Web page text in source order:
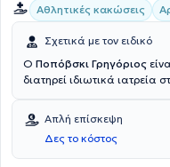
Αθλητικές κακώσεις
Σχετικά με τον ειδικό
Ο Ποπόβσκι Γρηγόριος
διατηρεί ιδιωτικά ιατρεία
Κροατία και εξειδικεύτηκε
Νοσοκομείο Θεσσαλονίκης
Στήλη, στο
ΑΧΕΠΑ. Έχει εργαστεί ως
Απλή επίσκεψη
Δες το κόστος